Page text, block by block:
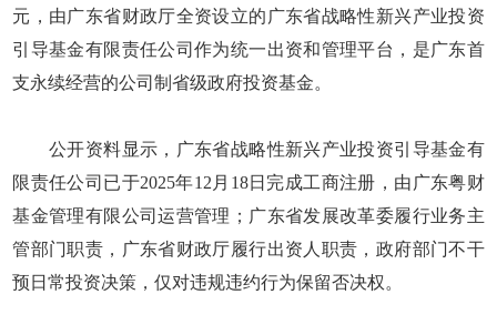
元，由广东省财政厅全资设立的广东省战略性新兴产业投资
引导基金有限责任公司作为统一出资和管理平台，是广东首
支永续经营的公司制省级政府投资基金。
公开资料显示，广东省战略性新兴产业投资引导基金有
限责任公司已于2025年12月18日完成工商注册，由广东粤财
基金管理有限公司运营管理；广东省发展改革委履行业务主
管部门职责，广东省财政厅履行出资人职责，政府部门不干
预日常投资决策，仅对违规违约行为保留否决权。